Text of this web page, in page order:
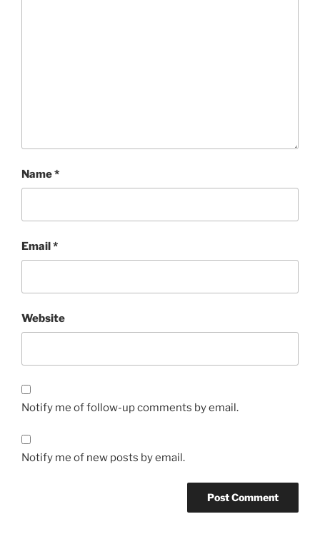
Name*
Email*
Website
Notify me of follow-up comments by email.
Notify me of new posts by email.